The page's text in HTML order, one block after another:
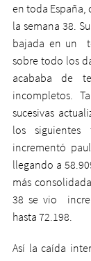
en toda España,
la semana 38.
bajada en un
sobre todo los
acababa de
incompletos.
sucesivas
los
incrementó
llegando a
más
38 se vio
hasta 72.198.
Así la caída